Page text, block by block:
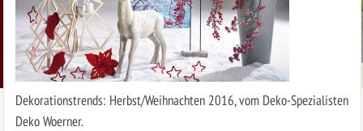
Dekorationstrends: Herbst/Weihnachten 2016, vom Deko-Spezialisten
Deko Woerner.